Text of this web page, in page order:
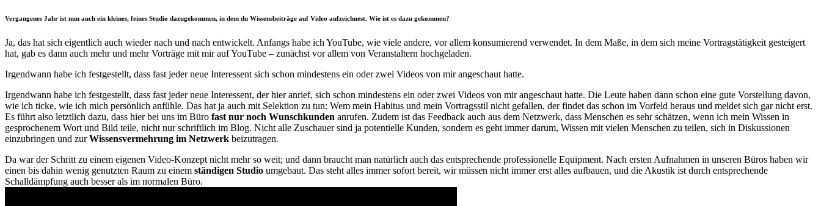
Vergangenes Jahr ist nun auch ein kleines, feines Studio dazugekommen, in dem du Wissensbeiträge auf Video aufzeichnest. Wie ist es dazu gekommen?
Ja, das hat sich eigentlich auch wieder nach und nach entwickelt. Anfangs habe ich YouTube, wie viele andere, vor allem konsumierend verwendet. In dem Maße, in dem sich meine Vortragstätigkeit gesteigert
hat, gab es dann auch mehr und mehr Vorträge mit mir auf YouTube – zunächst vor allem von Veranstaltern hochgeladen.
Irgendwann habe ich festgestellt, dass fast jeder neue Interessent sich schon mindestens ein oder zwei Videos von mir angeschaut hatte.
Irgendwann habe ich festgestellt, dass fast jeder neue Interessent, der hier anrief, sich schon mindestens ein oder zwei Videos von mir angeschaut hatte. Die Leute haben dann schon eine gute Vorstellung davon,
wie ich ticke, wie ich mich persönlich anfühle. Das hat ja auch mit Selektion zu tun: Wem mein Habitus und mein Vortragsstil nicht gefallen, der findet das schon im Vorfeld heraus und meldet sich gar nicht erst.
Es führt also letztlich dazu, dass hier bei uns im Büro fast nur noch Wunschkunden anrufen. Zudem ist das Feedback auch aus dem Netzwerk, dass Menschen es sehr schätzen, wenn ich mein Wissen in
gesprochenem Wort und Bild teile, nicht nur schriftlich im Blog. Nicht alle Zuschauer sind ja potentielle Kunden, sondern es geht immer darum, Wissen mit vielen Menschen zu teilen, sich in Diskussionen
einzubringen und zurWissensvermehrung im Netzwerk beizutragen.
Da war der Schritt zu einem eigenen Video-Konzept nicht mehr so weit; und dann braucht man natürlich auch das entsprechende professionelle Equipment. Nach ersten Aufnahmen in unseren Büros haben wir
einen bis dahin wenig genutzten Raum zu einem ständigen Studio umgebaut. Das steht alles immer sofort bereit, wir müssen nicht immer erst alles aufbauen, und die Akustik ist durch entsprechende
Schalldämpfung auch besser als im normalen Büro.